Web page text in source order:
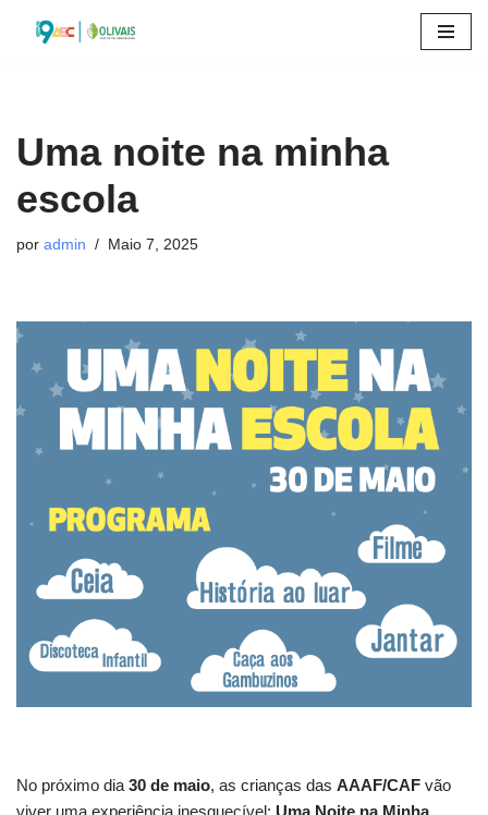
conteúdo
Uma noite na minha
escola
por admin Maio 7, 2025
No próximo dia 30 de maio, as crianças das AAAF/CAF vão
viver uma experiência inesquecível: Uma Noite na Minha